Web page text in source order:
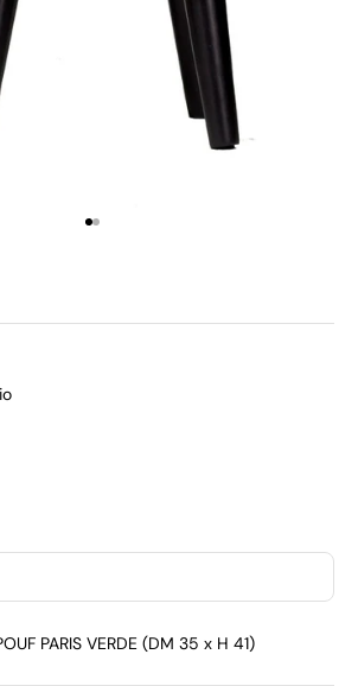
PARIS VERDE (DM 35 x H 41)